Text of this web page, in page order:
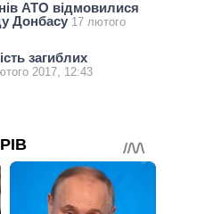
АТО відмовилися
Донбасу 17 лютого
загиблих
2017, 12:43